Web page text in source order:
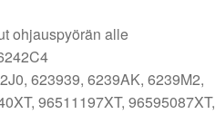
ohjauspyörän alle
623939, 6239AK, 6239M2,
96511197XT, 96595087XT,